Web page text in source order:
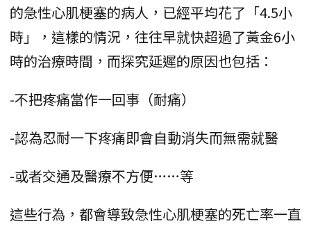
的急性心肌梗塞的病人，已經平均花了「4.5小
時」，這樣的情況，往往早就快超過了黃金6小
時的治療時間，而探究延遲的原因也包括：
-不把疼痛當作一回事（耐痛）
-認為忍耐一下疼痛即會自動消失而無需就醫
-或者交通及醫療不方便……等
這些行為，都會導致急性心肌梗塞的死亡率一直